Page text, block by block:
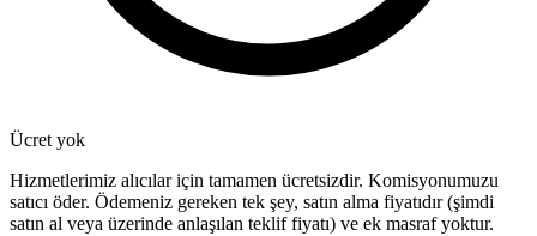
Ücret yok
Hizmetlerimiz alıcılar için tamamen ücretsizdir. Komisyonumuzu
satıcı öder. Ödemeniz gereken tek şey, satın alma fiyatıdır (şimdi
satın al veya üzerinde anlaşılan teklif fiyatı) ve ek masraf yoktur.